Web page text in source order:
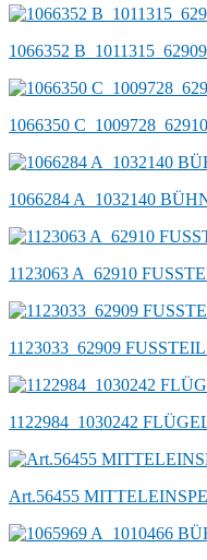
1066352
1066350
1066284 A_1032140
1123063 A_62910
1123033_62909
1122984_1030242
Art.56455